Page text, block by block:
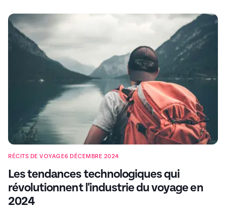
RÉCITS DE VOYAGE6 DÉCEMBRE 2024
Les tendances technologiques qui
révolutionnent l'industrie du voyage en
2024